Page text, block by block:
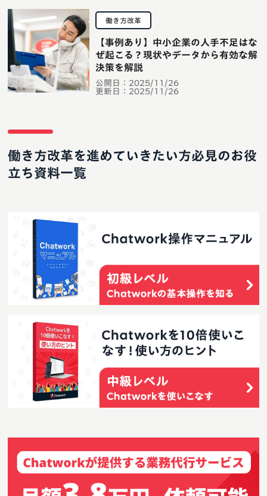
働き方改革
公開日： 2025/11/26
更新日： 2025/11/26
【事例あり】中小企業の人手不足はな
ぜ起こる？現状やデータから有効な解
決策を解説
働き方改革を進めていきたい方必見のお役
立ち資料一覧